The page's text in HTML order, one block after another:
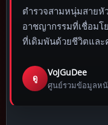
ตำรวจสามหนุ่มสายหั
อาชญากรรมที่เชื่อมโ
ที่เดิมพันด้วยชีวิตและ
ดู
VoJGuDee
ศูนย์รวมข้อมูลห